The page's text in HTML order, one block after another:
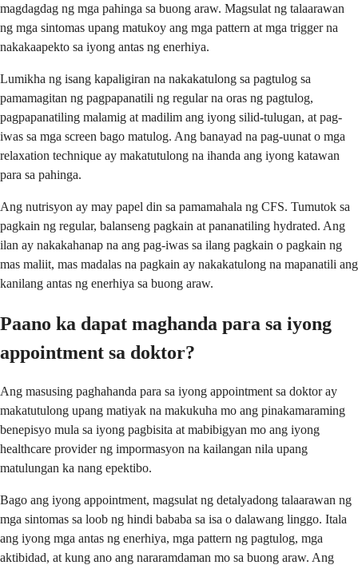
magdagdag ng mga pahinga sa buong araw. Magsulat ng talaarawan
ng mga sintomas upang matukoy ang mga pattern at mga trigger na
nakakaapekto sa iyong antas ng enerhiya.
Lumikha ng isang kapaligiran na nakakatulong sa pagtulog sa
pamamagitan ng pagpapanatili ng regular na oras ng pagtulog,
pagpapanatiling malamig at madilim ang iyong silid-tulugan, at pag-
iwas sa mga screen bago matulog. Ang banayad na pag-uunat o mga
relaxation technique ay makatutulong na ihanda ang iyong katawan
para sa pahinga.
Ang nutrisyon ay may papel din sa pamamahala ng CFS. Tumutok sa
pagkain ng regular, balanseng pagkain at pananatiling hydrated. Ang
ilan ay nakakahanap na ang pag-iwas sa ilang pagkain o pagkain ng
mas maliit, mas madalas na pagkain ay nakakatulong na mapanatili ang
kanilang antas ng enerhiya sa buong araw.
Paano ka dapat maghanda para sa iyong
appointment sa doktor?
Ang masusing paghahanda para sa iyong appointment sa doktor ay
makatutulong upang matiyak na makukuha mo ang pinakamaraming
benepisyo mula sa iyong pagbisita at mabibigyan mo ang iyong
healthcare provider ng impormasyon na kailangan nila upang
matulungan ka nang epektibo.
Bago ang iyong appointment, magsulat ng detalyadong talaarawan ng
mga sintomas sa loob ng hindi bababa sa isa o dalawang linggo. Itala
ang iyong mga antas ng enerhiya, mga pattern ng pagtulog, mga
aktibidad, at kung ano ang nararamdaman mo sa buong araw. Ang